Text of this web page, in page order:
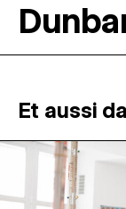
RÉSIDENCES
ATELIERS
Et aussi